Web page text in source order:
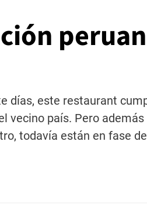
días, este restaurant
vecino país. Pero
todavía están en fase